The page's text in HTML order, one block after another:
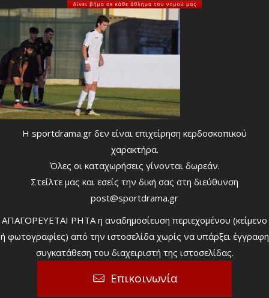
Η sportdrama.gr δεν είναι επιχείρηση κερδοσκοπικού
χαρακτήρα.
Όλες οι καταχωρήσεις γίνονται δωρεάν.
Στείλτε μας και εσείς την δική σας στη διεύθυνση
post@sportdrama.gr
ΑΠΑΓΟΡΕΥΕΤΑΙ ΡΗΤΑ η αναδημοσίευση περιεχομένου (κείμενο
ή φωτογραφίες) από την ιστοσελίδα χωρίς να υπάρξει έγγραφη
συγκατάθεση του διαχειριστή της ιστοσελίδας.
Επικοινωνία